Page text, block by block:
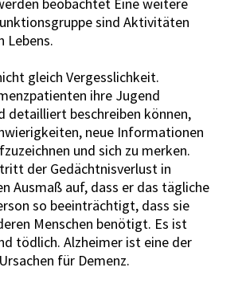
beobachtet Eine weitere
sind Aktivitäten
Lebens.
gleich Vergesslichkeit.
ihre Jugend
detailliert beschreiben können,
neue Informationen
und sich zu merken.
der Gedächtnisverlust in
Ausmaß auf, dass er das tägliche
so beeinträchtigt, dass sie
Menschen benötigt. Es ist
tödlich. Alzheimer ist eine der
für Demenz.